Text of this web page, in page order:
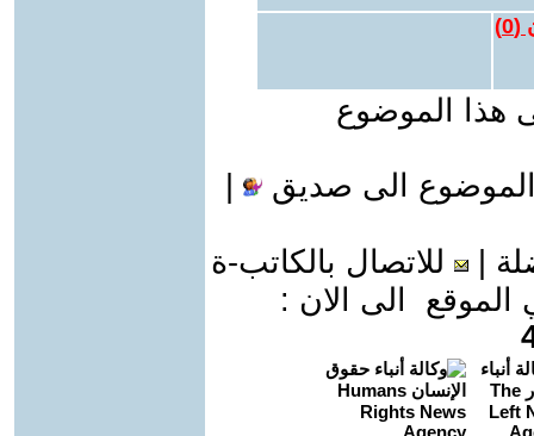
(
0
)
هذا الموضوع
الى صديق
للاتصال بالكاتب-ة
الى الان :